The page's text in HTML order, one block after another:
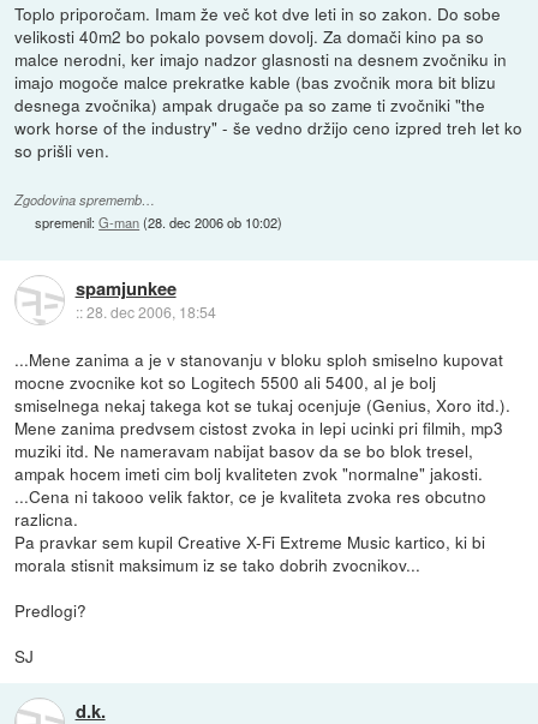
Toplo priporočam. Imam že več kot dve leti in so zakon. Do sobe
velikosti 40m2 bo pokalo povsem dovolj. Za domači kino pa so
malce nerodni, ker imajo nadzor glasnosti na desnem zvočniku in
imajo mogoče malce prekratke kable (bas zvočnik mora bit blizu
desnega zvočnika) ampak drugače pa so zame ti zvočniki "the
work horse of the industry" - še vedno držijo ceno izpred treh let ko
so prišli ven.
Zgodovina sprememb…
spremenil:G-man(28. dec 2006 ob 10:02)
spamjunkee
::28. dec 2006, 18:54
...Mene zanima a je v stanovanju v bloku sploh smiselno kupovat
mocne zvocnike kot so Logitech 5500 ali 5400, al je bolj
smiselnega nekaj takega kot se tukaj ocenjuje (Genius, Xoro itd.).
Mene zanima predvsem cistost zvoka in lepi ucinki pri filmih, mp3
muziki itd. Ne nameravam nabijat basov da se bo blok tresel,
ampak hocem imeti cim bolj kvaliteten zvok "normalne" jakosti.
...Cena ni takooo velik faktor, ce je kvaliteta zvoka res obcutno
razlicna.
Pa pravkar sem kupil Creative X-Fi Extreme Music kartico, ki bi
morala stisnit maksimum iz se tako dobrih zvocnikov...
Predlogi?
SJ
d.k.